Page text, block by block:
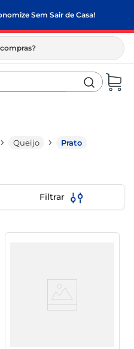
Sem Sair de Casa!
Queijo Prato
Filtrar